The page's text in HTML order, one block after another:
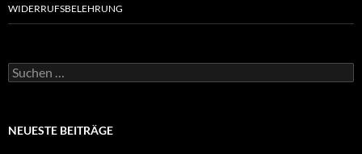
WIDERRUFSBELEHRUNG
Suchen
nach:
NEUESTE BEITRÄGE